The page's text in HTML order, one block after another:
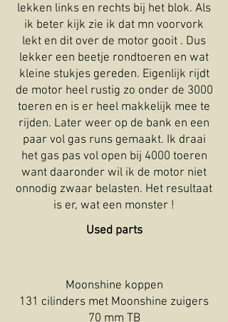
lekken links en rechts bij het blok. Als
ik beter kijk zie ik dat mn voorvork
lekt en dit over de motor gooit . Dus
lekker een beetje rondtoeren en wat
kleine stukjes gereden. Eigenlijk rijdt
de motor heel rustig zo onder de 3000
toeren en is er heel makkelijk mee te
rijden. Later weer op de bank en een
paar vol gas runs gemaakt. Ik draai
het gas pas vol open bij 4000 toeren
want daaronder wil ik de motor niet
onnodig zwaar belasten. Het resultaat
is er, wat een monster !
Used parts
Moonshine koppen
131 cilinders met Moonshine zuigers
70 mm TB